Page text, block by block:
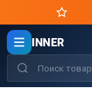
INNER